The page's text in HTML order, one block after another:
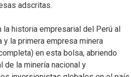
adscritas.
la historia empresarial del Perú al
y la primera empresa minera
en esta bolsa, abriendo
de la minería nacional y